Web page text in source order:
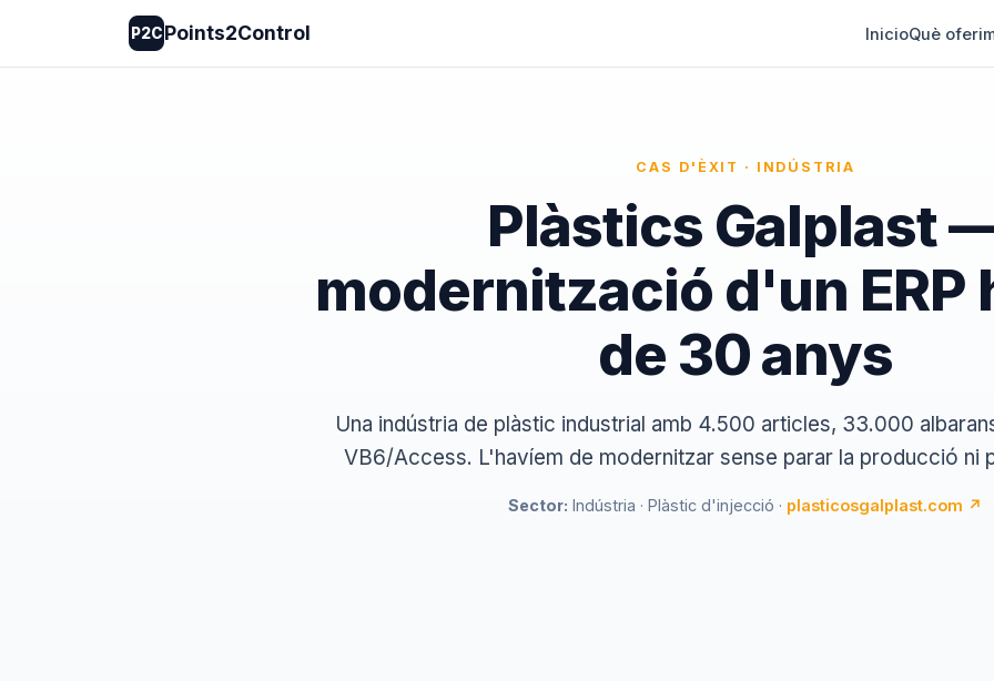
P2CPoints2Control InicioQuè
CAS D'ÈXIT · INDÚSTRIA
Plàstics Galplast
modernització d'un ERP
de 30 anys
Una indústria de plàstic industrial amb 4.500 articles, 33.000
VB6/Access. L'havíem de modernitzar sense parar la producció ni
Sector: Indústria · Plàstic d'injecció · plasticosgalplast.com ↗